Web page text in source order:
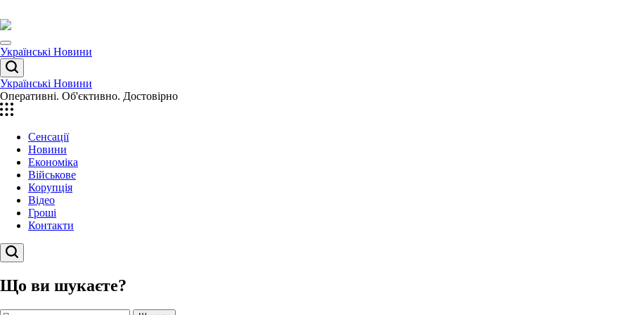
до
вмісту
Menu
Українські Новини
Пошук
Українські Новини
Оперативні. Об'єктивно. Достовірно
Сенсації
Новини
Економіка
Військове
Корупція
Відео
Гроші
Контакти
Пошук
Що ви шукаєте?